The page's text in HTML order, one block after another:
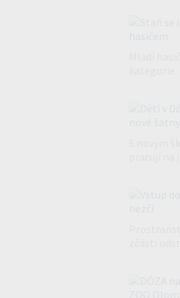
Mladí
S novým
pracují
zčásti